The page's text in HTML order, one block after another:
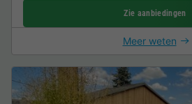
Zie aanbiedingen
Meer weten